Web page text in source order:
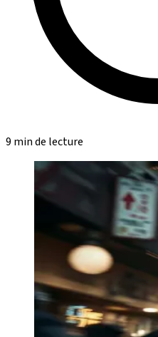
9 min de lecture